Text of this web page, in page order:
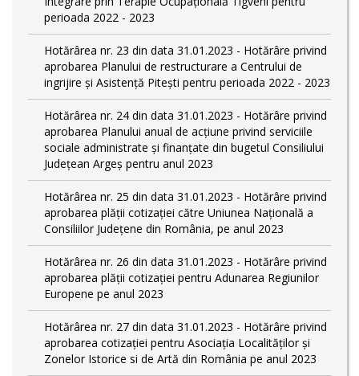
perioada 2022 - 2023
Hotărârea nr. 23 din data 31.01.2023 - Hotărâre privind
aprobarea Planului de restructurare a Centrului de
ingrijire şi Asistenţă Piteşti pentru perioada 2022 - 2023
Hotărârea nr. 24 din data 31.01.2023 - Hotărâre privind
aprobarea Planului anual de acţiune privind serviciile
sociale administrate şi finanţate din bugetul Consiliului
Judeţean Argeş pentru anul 2023
Hotărârea nr. 25 din data 31.01.2023 - Hotărâre privind
aprobarea plăţii cotizaţiei către Uniunea Naţională a
Consiliilor Judeţene din România, pe anul 2023
Hotărârea nr. 26 din data 31.01.2023 - Hotărâre privind
aprobarea plăţii cotizaţiei pentru Adunarea Regiunilor
Europene pe anul 2023
Hotărârea nr. 27 din data 31.01.2023 - Hotărâre privind
aprobarea cotizaţiei pentru Asociaţia Localităţilor şi
Zonelor Istorice si de Artă din România pe anul 2023